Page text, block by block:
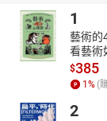
▎與自己和解的起點
如果你對關係失
見：不是你壞掉
手冊，讓你重新
你每天的情緒反
1
藝術的
看藝術
$385
1 % (
2